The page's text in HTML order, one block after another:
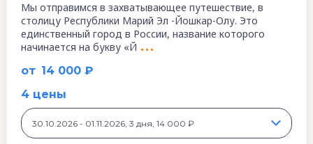
от 14 000 ₽
Мы отправимся в захватывающее путешествие, в
столицу Республики Марий Эл -Йошкар-Олу. Это
единственный город в России, название которого
начинается на букву «Й
4 цены
30.10.2026 - 01.11.2026, 3 дня, 14 000 ₽